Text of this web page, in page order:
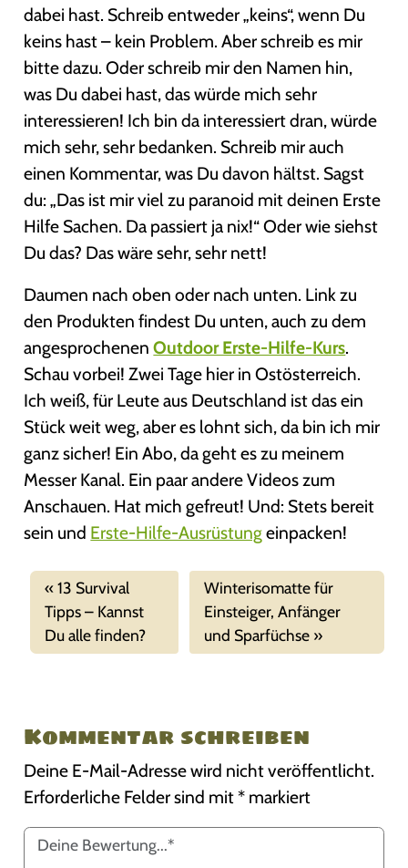
dabei hast. Schreib entweder „keins“, wenn Du
keins hast – kein Problem. Aber schreib es mir
bitte dazu. Oder schreib mir den Namen hin,
was Du dabei hast, das würde mich sehr
interessieren! Ich bin da interessiert dran, würde
mich sehr, sehr bedanken. Schreib mir auch
einen Kommentar, was Du davon hältst. Sagst
du: „Das ist mir viel zu paranoid mit deinen Erste
Hilfe Sachen. Da passiert ja nix!“ Oder wie siehst
Du das? Das wäre sehr, sehr nett!
Daumen nach oben oder nach unten. Link zu
den Produkten findest Du unten, auch zu dem
angesprochenenOutdoor Erste-Hilfe-Kurs.
Schau vorbei! Zwei Tage hier in Ostösterreich.
Ich weiß, für Leute aus Deutschland ist das ein
Stück weit weg, aber es lohnt sich, da bin ich mir
ganz sicher! Ein Abo, da geht es zu meinem
Messer Kanal. Ein paar andere Videos zum
Anschauen. Hat mich gefreut! Und: Stets bereit
sein und Erste-Hilfe-Ausrüstungeinpacken!
13 Survival
Tipps – Kannst
Du alle finden?
Winterisomatte für
Einsteiger, Anfänger
und Sparfüchse
Kommentar schreiben
Deine E-Mail-Adresse wird nicht veröffentlicht.
Erforderliche Felder sind mit* markiert